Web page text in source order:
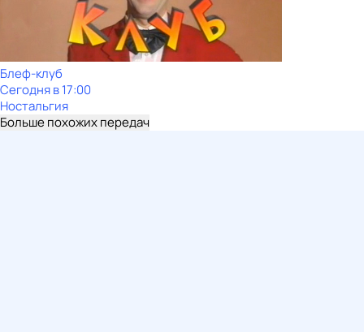
Блеф-клуб
Сегодня в 17:00
Ностальгия
Больше похожих передач